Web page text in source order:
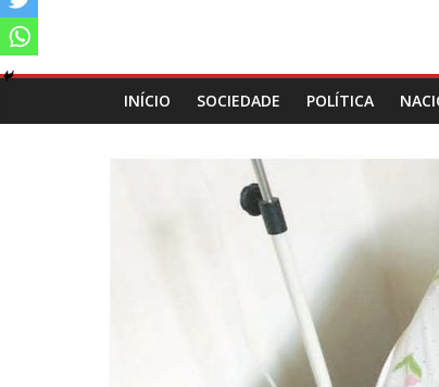
INÍCIO SOCIEDADE POLÍTICA